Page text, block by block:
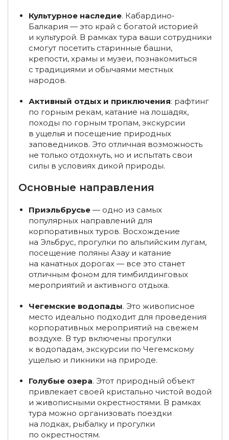
Туры из Кирова
Туры из Оренбурга Туры на Алтай из Москвы
Туры на Алтай из Санкт-Петербурга
Туры на снегоходах в Мурманской области, на Кольском
Туры в Арктику на ледоколе
Туры в Национальный парк Русская Арктика
Туры на остров Ольхон Туры на остров Ольхон зимой
Туры в Листвянку Туры в Листвянку из Иркутска
Конные туры по Байкалу
Туры на горячие источники в Краснодарском крае
Групповые туры в Краснодарский край
Осенние туры в Краснодарский край
Туры в Краснодарский край в июне
Туры в Краснодарский край в декабре
Туры в Краснодарский край из Санкт-Петербурга
Туры по России из Саратова Туры из Липецка
Туры из Воронежа Туры по России из Томска
Корпоративные туры в Краснодарский край
Туры в Хакасию из Москвы
Туры в Хакасию из Новосибирска
Культурное наследие. Кабардино-
Балкария — это край с богатой историей
и культурой. В рамках тура ваши сотрудники
смогут посетить старинные башни,
крепости, храмы и музеи, познакомиться
с традициями и обычаями местных
народов.
Активный отдых и приключения: рафтинг
по горным рекам, катание на лошадях,
походы по горным тропам, экскурсии
в ущелья и посещение природных
заповедников. Это отличная возможность
не только отдохнуть, но и испытать свои
силы в условиях дикой природы.
Основные направления
Приэльбрусье — одно из самых
популярных направлений для
корпоративных туров. Восхождение
на Эльбрус, прогулки по альпийским лугам,
посещение поляны Азау и катание
на канатных дорогах — все это станет
отличным фоном для тимбилдинговых
мероприятий и активного отдыха.
Чегемские водопады. Это живописное
место идеально подходит для проведения
корпоративных мероприятий на свежем
воздухе. В тур включены прогулки
к водопадам, экскурсии по Чегемскому
ущелью и пикники на природе.
Голубые озера. Этот природный объект
привлекает своей кристально чистой водой
и живописными окрестностями. В рамках
тура можно организовать поездки
на лодках, рыбалку и прогулки
по окрестностям.